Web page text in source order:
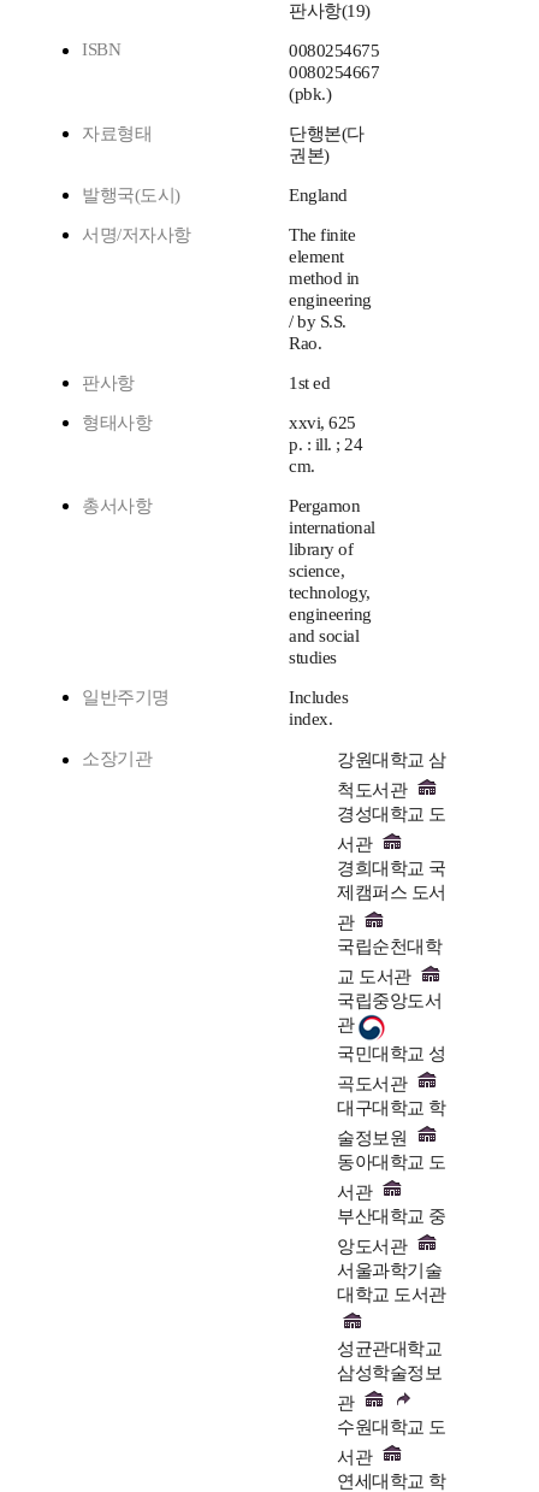
판사항(19)
ISBN
0080254675
0080254667
(pbk.)
자료형태
단행본(다
권본)
발행국(도시) England
서명/저자사항
The finite
element
method in
engineering
/ by S.S.
Rao.
판사항 1st ed
형태사항
xxvi, 625
p. : ill. ; 24
cm.
총서사항
Pergamon
international
library of
science,
technology,
engineering
and social
studies
일반주기명
Includes
index.
소장기관
강원대학교 삼
척도서관
경성대학교 도
서관
경희대학교 국
제캠퍼스 도서
관
국립순천대학
교 도서관
국립중앙도서
관
국민대학교 성
곡도서관
대구대학교 학
술정보원
동아대학교 도
서관
부산대학교 중
앙도서관
서울과학기술
대학교 도서관
성균관대학교
삼성학술정보
관
수원대학교 도
서관
연세대학교 학